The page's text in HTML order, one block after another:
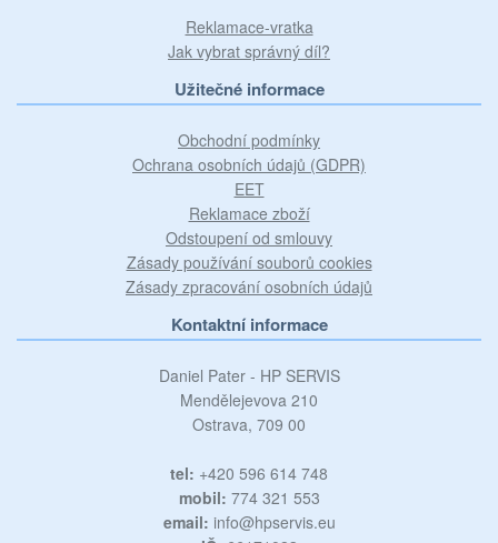
Reklamace-vratka
Jak vybrat správný díl?
Užitečné informace
Obchodní podmínky
Ochrana osobních údajů (GDPR)
EET
Reklamace zboží
Odstoupení od smlouvy
Zásady používání souborů cookies
Zásady zpracování osobních údajů
Kontaktní informace
Daniel Pater - HP SERVIS
Mendělejevova 210
Ostrava, 709 00
tel: +420 596 614 748
mobil: 774 321 553
email: info@hpservis.eu